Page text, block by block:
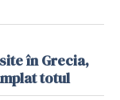
în Grecia,
totul